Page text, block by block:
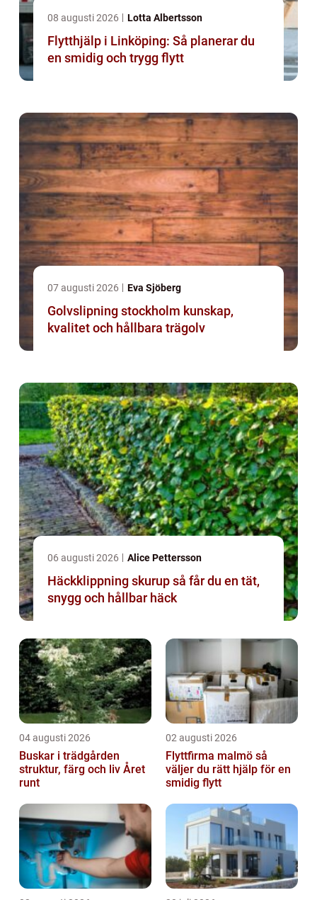
08 augusti 2026 Lotta Albertsson
Flytthjälp i Linköping: Så planerar du
en smidig och trygg flytt
07 augusti 2026 Eva Sjöberg
Golvslipning stockholm kunskap,
kvalitet och hållbara trägolv
06 augusti 2026 Alice Pettersson
Häckklippning skurup så får du en tät,
snygg och hållbar häck
04 augusti 2026
Buskar i trädgården
struktur, färg och liv Året
runt
02 augusti 2026
Flyttfirma malmö så
väljer du rätt hjälp för en
smidig flytt